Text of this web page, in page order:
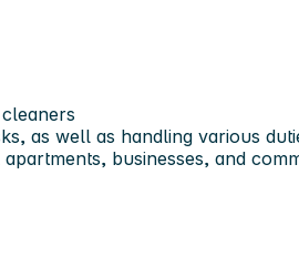
as well as handling various
businesses, and